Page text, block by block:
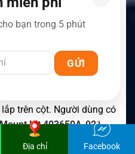
bản 10m không đủ. Sản
anten hoặc trạm tạm
không?
trên cột. Người dùng có
Kit 403650A-921.
bạn trong 5 phút
Địa chỉ Facebook